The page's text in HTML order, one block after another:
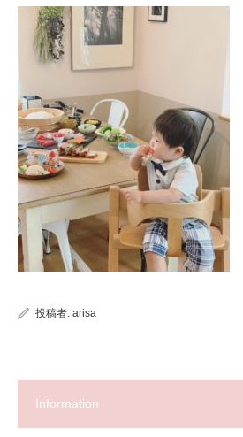
投稿者: arisa
Information